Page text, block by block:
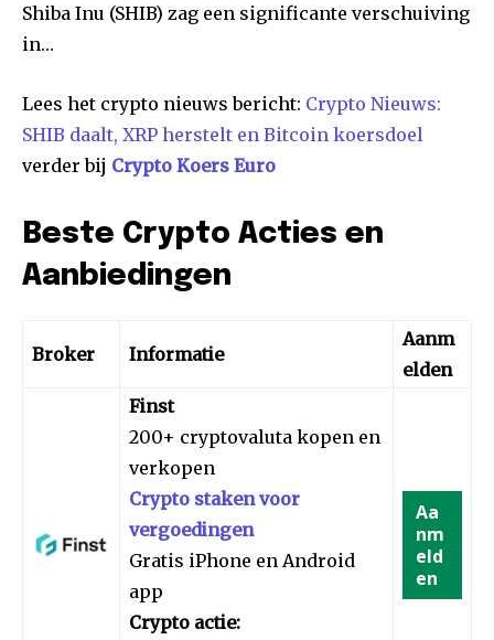
Shiba Inu (SHIB) zag een significante verschuiving
in…
Lees het crypto nieuws bericht: Crypto Nieuws:
SHIB daalt, XRP herstelt en Bitcoin koersdoel
verder bij Crypto Koers Euro
Beste Crypto Acties en
Aanbiedingen
Broker Informatie
Aanm
elden
Finst
200+ cryptovaluta kopen en
verkopen
Crypto staken voor
vergoedingen
Gratis iPhone en Android
app
Crypto actie:
Aa
nm
eld
en